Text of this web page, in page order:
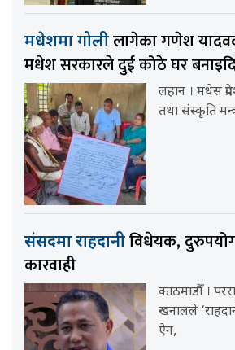
मधेशमा गोलीलागेका गणेश
मधेश सरकारले दुई कोठे घर
लहान । मधेस
तथा संस्कृति
संसदमा राहदानीविधेयक,
कारवाही
काठमाडौँ ।
खनालले
ऐन,